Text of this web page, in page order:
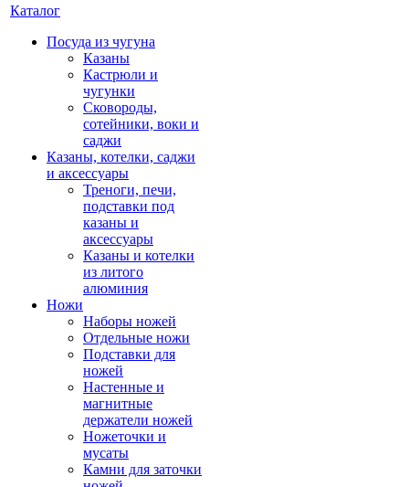
Каталог
Посуда из чугуна
Казаны
Кастрюли и
чугунки
Сковороды,
сотейники, воки и
саджи
Казаны, котелки, саджи
и аксессуары
Треноги, печи,
подставки под
казаны и
аксессуары
Казаны и котелки
из литого
алюминия
Ножи
Наборы ножей
Отдельные ножи
Подставки для
ножей
Настенные и
магнитные
держатели ножей
Ножеточки и
мусаты
Камни для заточки